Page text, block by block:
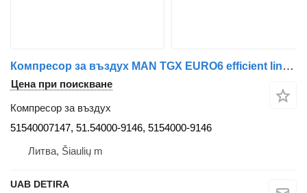
Компресор за въздух MAN TGX EURO6 efficient line 51540007147 за влекач MAN TGX EURO 5 efficient line,MAN TGX EURO6
Цена при поискване
Компресор за въздух
51540007147, 51.54000-9146, 5154000-9146
Литва, Šiaulių m
UAB DETIRA